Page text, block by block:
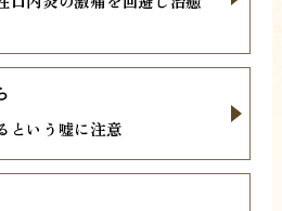
という嘘に注意